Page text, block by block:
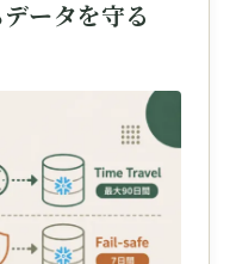
ータを守る